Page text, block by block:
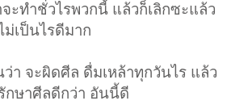
ะทําชั่วไรพวกนี้ แล้วก็เลิกซะแล้ว
เป็นไรดีมาก
า จะผิดศีล ดื่มเหล้าทุกวันไร แล้ว
กษาศีลดีกว่า อันนี้ดี